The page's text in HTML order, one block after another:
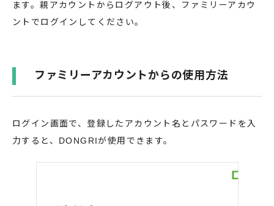
ます。親アカウントからログアウト後、ファミリーアカウ
ントでログインしてください。
ファミリーアカウントからの使用方法
ログイン画面で、登録したアカウント名とパスワードを入
力すると、DONGRIが使用できます。